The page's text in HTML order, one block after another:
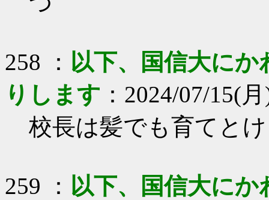
258 ： 以下、国信大に
りします ：2024/07/15(
校長は髪でも育てと
259 ： 以下、国信大に